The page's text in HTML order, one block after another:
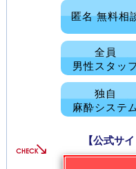
匿名 無料相
全員
男性スタッフ
独自
麻酔システム
【公式サ